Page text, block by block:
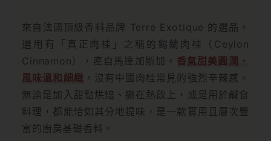
來自法國頂級香料品牌 Terre Exotique 的選品。
選用有「真正肉桂」之稱的錫蘭肉桂（Ceylon
Cinnamon），產自馬達加斯加。 香氣甜美圓潤、
風味溫和細緻 ，沒有中國肉桂常見的強烈辛辣感。
無論是加入甜點烘焙、撒在熱飲上，或是用於鹹食
料理，都能恰如其分地提味，是一款實用且層次豐
富的廚房基礎香料。